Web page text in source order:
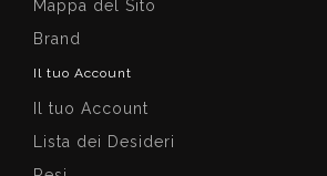
Mappa del Sito
Brand
Il tuo Account
Il tuo Account
Lista dei Desideri